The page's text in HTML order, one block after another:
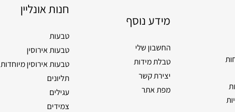
מידע נוסף
החשבון שלי
טבלת מידות
יצירת קשר
מפת אתר
חנות אונליין
טבעות
טבעות אירוסין
טבעות אירוסין מיוחדות
תליונים
עגילים
צמידים